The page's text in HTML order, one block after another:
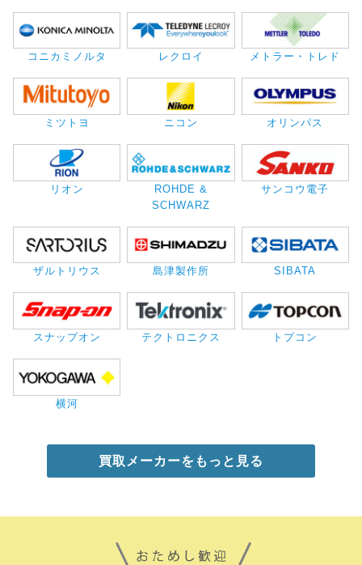
コニカミノルタ レクロイ メトラー・トレド
ミツトヨ ニコン オリンパス
リオン
ROHDE &
SCHWARZ
サンコウ電子
ザルトリウス 島津製作所 SIBATA
スナップオン テクトロニクス トプコン
横河
買取メーカーをもっと見る